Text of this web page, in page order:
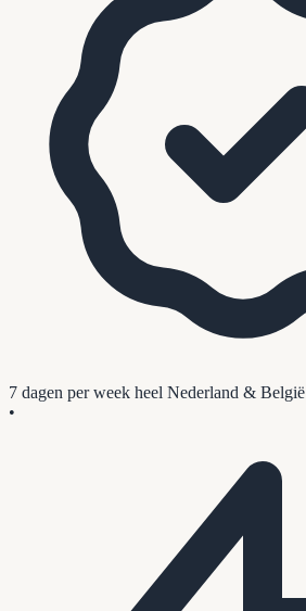
7 dagen per week heel Nederland & België
•